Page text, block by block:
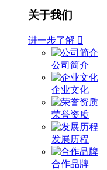
关于我们
进一步了解 
公司简介
企业文化
荣誉资质
发展历程
合作品牌